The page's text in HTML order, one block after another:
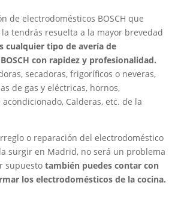
de electrodomésticos BOSCH que
tendrás resuelta a la mayor brevedad
cualquier tipo de avería de
con rapidez y profesionalidad.
secadoras, frigoríficos o neveras,
de gas y eléctricas, hornos,
Calderas, etc. de la
o reparación del electrodoméstico
surgir en Madrid, no será un problema
supuesto también puedes contar con
los electrodomésticos de la cocina.